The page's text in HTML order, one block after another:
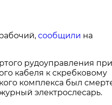
сообщили на
рудоуправления при
кабеля к скребковому
комплекса был
электрослесарь.